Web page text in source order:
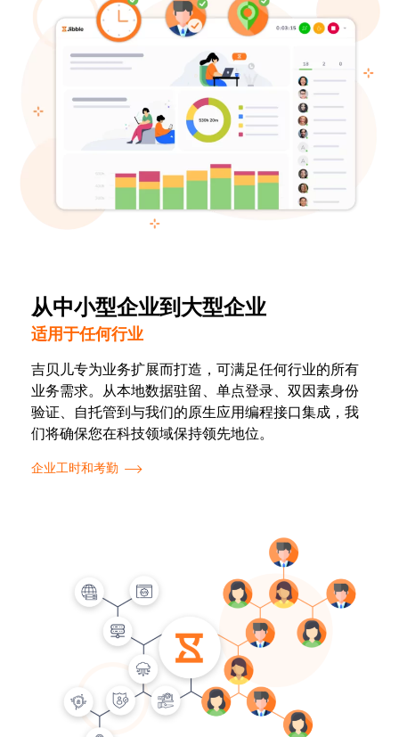
从中小型企业到大型企业
适用于任何行业
吉贝儿专为业务扩展而打造，可满足任何行业的所有
业务需求。从本地数据驻留、单点登录、双因素身份
验证、自托管到与我们的原生应用编程接口集成，我
们将确保您在科技领域保持领先地位。
企业工时和考勤